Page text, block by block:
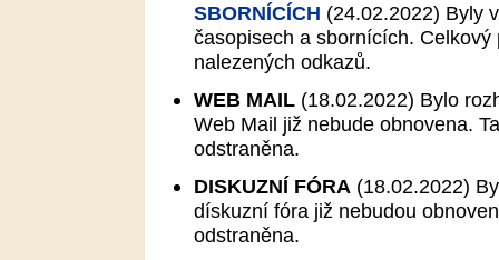
SBORNÍCÍCH (24.02.2022) Byly
časopisech a sbornících.
nalezených odkazů.
WEB MAIL (18.02.2022) Bylo
Web Mail již nebude obnovena.
odstraněna.
DISKUZNÍ FÓRA (18.02.2022)
dískuzní fóra již nebudou
odstraněna.